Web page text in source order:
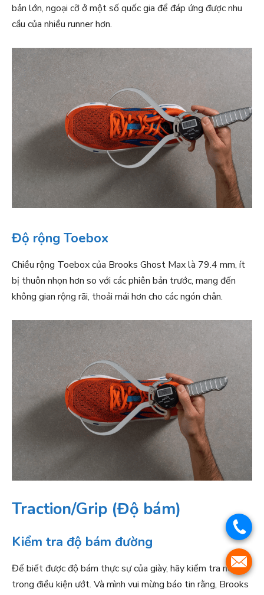
bản lớn, ngoại cỡ ở một số quốc gia để đáp ứng được nhu
cầu của nhiều runner hơn.
Độ rộng Toebox
Chiều rộng Toebox của Brooks Ghost Max là 79.4 mm, ít
bị thuôn nhọn hơn so với các phiên bản trước, mang đến
không gian rộng rãi, thoải mái hơn cho các ngón chân.
Traction/Grip (Độ bám)
Kiểm tra độ bám đường
Để biết được độ bám thực sự của giày, hãy kiểm tra nó
trong điều kiện ướt. Và mình vui mừng báo tin rằng, Brooks
.
.